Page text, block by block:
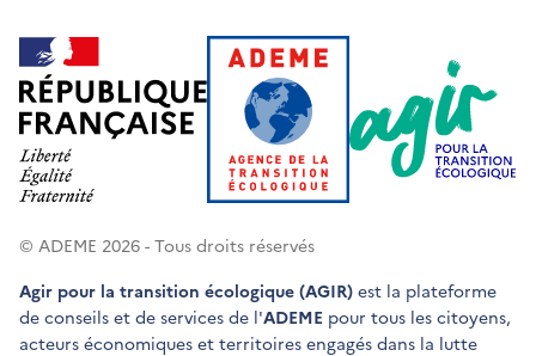
© ADEME 2026 - Tous droits réservés
Agir pour la transition écologique (AGIR) est la plateforme
de conseils et de services de l'ADEME pour tous les citoyens,
acteurs économiques et territoires engagés dans la lutte